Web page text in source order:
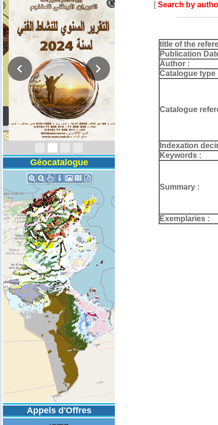
Rapport d'activités
2024
Géocatalogue
Appels d'Offres
[Search by
title of the
Publication
Author :
Catalogue type
Catalogue
Indexation
Keywords :
Summary :
Exemplaries :